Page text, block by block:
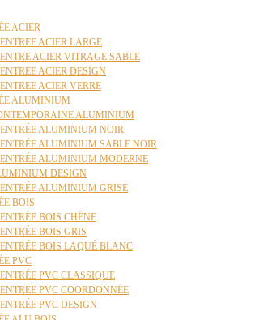
ACIER
ACIER LARGE
ACIER VITRAGE SABLE
ACIER DESIGN
ACIER VERRE
ALUMINIUM
ALUMINIUM
ALUMINIUM NOIR
ALUMINIUM SABLE NOIR
ALUMINIUM MODERNE
DESIGN
ALUMINIUM GRISE
BOIS
BOIS CHÊNE
BOIS GRIS
BOIS LAQUÉ BLANC
PVC
PVC CLASSIQUE
PVC COORDONNÉE
PVC DESIGN